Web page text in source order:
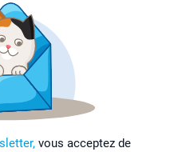
vous acceptez de